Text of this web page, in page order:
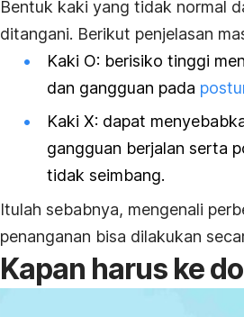
Bentuk kaki yang tidak normal
ditangani. Berikut penjelasan
Kaki O: berisiko tinggi
dan gangguan pada
Kaki X: dapat
gangguan berjalan serta
tidak seimbang.
Itulah sebabnya, mengenali
penanganan bisa dilakukan
Kapan harus ke